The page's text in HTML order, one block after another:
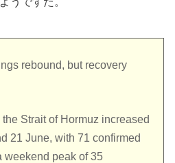
rebound, but recovery
Strait of Hormuz increased
21 June, with 71 confirmed
weekend peak of 35